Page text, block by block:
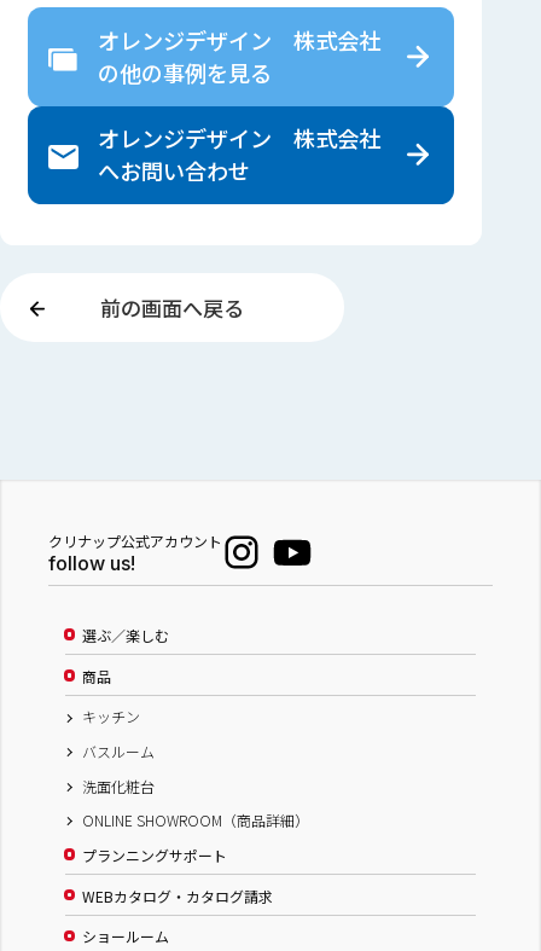
オレンジデザイン 株式会社
の他の事例を見る
オレンジデザイン 株式会社
へお問い合わせ
前の画面へ戻る
クリナップ公式アカウント
follow us!
選ぶ／楽しむ
商品
キッチン
バスルーム
洗面化粧台
ONLINE SHOWROOM（商品詳細）
プランニングサポート
WEBカタログ・カタログ請求
ショールーム